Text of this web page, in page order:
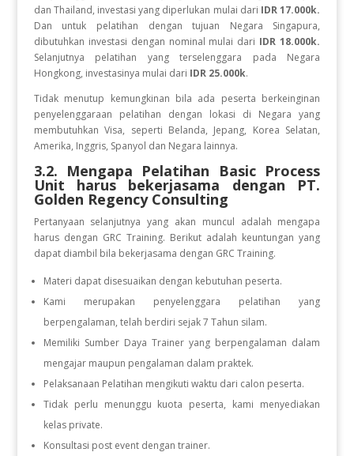
dan Thailand, investasi yang diperlukan mulai dari IDR 17.000k.
Dan
untuk pelatihan dengan tujuan Negara
Singapura,
dibutuhkan investasi dengan nominal mulai dari IDR 18.000k.
Selanjutnya pelatihan yang terselenggara pada Negara
Hongkong, investasinya mulai dari IDR 25.000k.
Tidak menutup kemungkinan bila ada peserta berkeinginan
penyelenggaraan pelatihan dengan lokasi di Negara yang
membutuhkan Visa, seperti Belanda, Jepang, Korea Selatan,
Amerika, Inggris, Spanyol dan Negara lainnya.
3.2. Mengapa Pelatihan Basic Process
Unit harus bekerjasama dengan PT.
Golden Regency Consulting
Pertanyaan selanjutnya yang akan muncul adalah mengapa
harus dengan GRC Training. Berikut adalah keuntungan yang
dapat diambil bila bekerjasama dengan GRC Training.
Materi dapat disesuaikan dengan kebutuhan peserta.
Kami merupakan penyelenggara pelatihan yang
berpengalaman, telah berdiri sejak 7 Tahun silam.
Memiliki Sumber Daya Trainer yang berpengalaman dalam
mengajar maupun pengalaman dalam praktek.
Pelaksanaan Pelatihan mengikuti waktu dari calon peserta.
Tidak perlu menunggu kuota peserta, kami menyediakan
kelas private.
Konsultasi post event dengan trainer.